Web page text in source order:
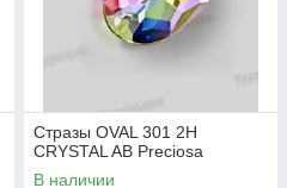
Стразы OVAL 301 2H
CRYSTAL AB Preciosa
В наличии